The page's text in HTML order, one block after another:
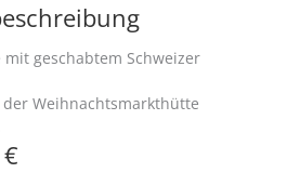
geschabtem Schweizer
Weihnachtsmarkthütte